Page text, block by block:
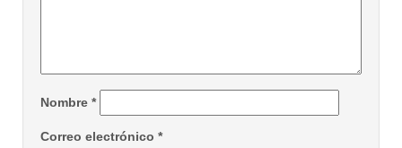
Nombre *
Correo electrónico *